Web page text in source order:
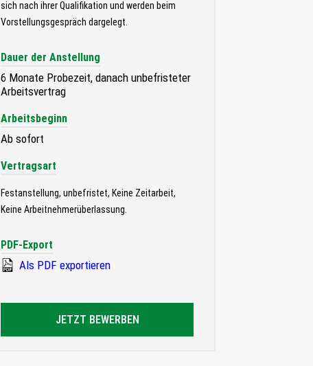
sich nach ihrer Qualifikation und werden beim
Vorstellungsgespräch dargelegt.
Dauer der Anstellung
6 Monate Probezeit, danach unbefristeter
Arbeitsvertrag
Arbeitsbeginn
Ab sofort
Vertragsart
Festanstellung, unbefristet, Keine Zeitarbeit,
Keine Arbeitnehmerüberlassung.
PDF-Export
Als PDF exportieren
JETZT BEWERBEN